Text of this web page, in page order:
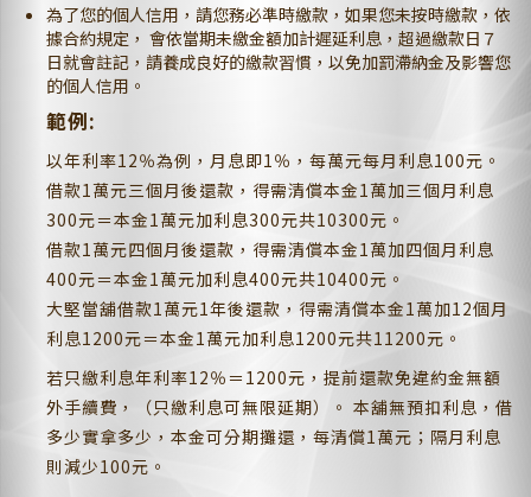
為了您的個人信用，請您務必準時繳款，如果您未按時繳款，依
據合約規定， 會依當期未繳金額加計遲延利息，超過繳款日７
日就會註記，請養成良好的繳款習慣，以免加罰滯納金及影響您
的個人信用。
範例:
以年利率12％為例，月息即1％，每萬元每月利息100元。
借款1萬元三個月後還款，得需清償本金1萬加三個月利息
300元＝本金1萬元加利息300元共10300元。
借款1萬元四個月後還款，得需清償本金1萬加四個月利息
400元＝本金1萬元加利息400元共10400元。
大堅當舖借款1萬元1年後還款，得需清償本金1萬加12個月
利息1200元＝本金1萬元加利息1200元共11200元。
若只繳利息年利率12％＝1200元，提前還款免違約金無額
外手續費，（只繳利息可無限延期）。 本舖無預扣利息，借
多少實拿多少，本金可分期攤還，每清償1萬元；隔月利息
則減少100元。